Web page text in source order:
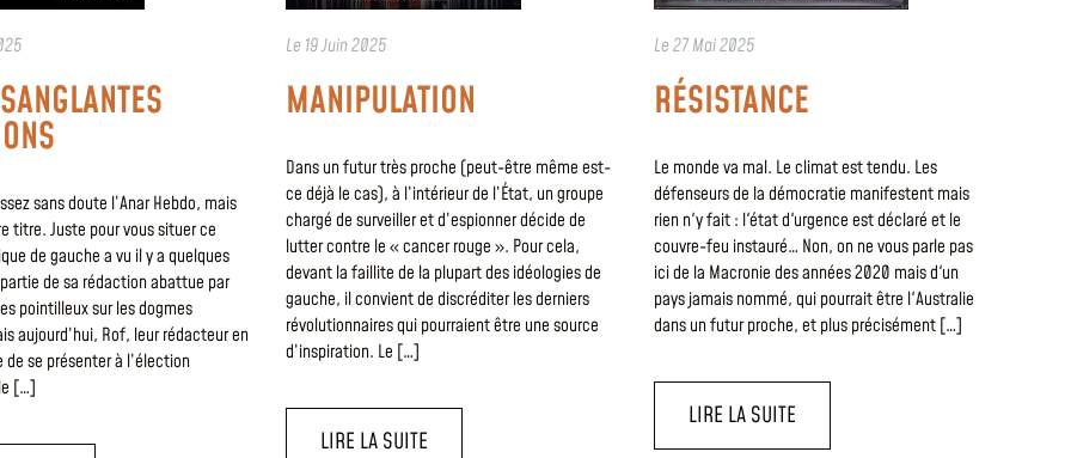
sans doute l’Anar Hebdo, mais
titre. Juste pour vous situer ce
de gauche a vu il y a quelques
de sa rédaction abattue par
pointilleux sur les dogmes
aujourd’hui, Rof, leur rédacteur en
se présenter à l’élection
[…]
Le 19 Juin 2025
MANIPULATION
Dans un futur très proche (peut-être même est-
ce déjà le cas), à l’intérieur de l’État, un groupe
chargé de surveiller et d’espionner décide de
lutter contre le « cancer rouge ». Pour cela,
devant la faillite de la plupart des idéologies de
gauche, il convient de discréditer les derniers
révolutionnaires qui pourraient être une source
d’inspiration. Le […]
LIRE LA SUITE
Le27 Mai 2025
RÉSISTANCE
Le monde va mal. Le climat est tendu. Les
défenseurs de la démocratie manifestent mais
rien n'y fait : l'état d'urgence est déclaré et le
couvre-feu instauré… Non, on ne vous parle pas
ici de la Macronie des années 2020 mais d'un
pays jamais nommé, qui pourrait être l'Australie
dans un futur proche, et plus précisément […]
LIRE LA SUITE